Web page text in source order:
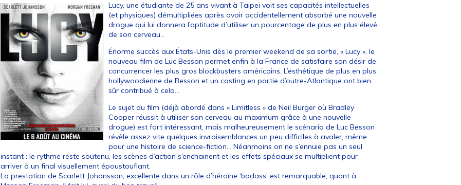
Lucy, une étudiante de 25 ans vivant à Taipei voit ses capacités intellectuelles
(et physiques) démultipliées après avoir accidentellement absorbé une nouvelle
drogue qui lui donnera l’aptitude d’utiliser un pourcentage de plus en plus élevé
de son cerveau…
Énorme succès aux États-Unis dès le premier weekend de sa sortie, « Lucy », le
nouveau film de Luc Besson permet enfin à la France de satisfaire son désir de
concurrencer les plus gros blockbusters américains. L’esthétique de plus en plus
hollywoodienne de Besson et un casting en partie d’outre-Atlantique ont bien
sûr contribué à cela…
Le sujet du film (déjà abordé dans « Limitless » de Neil Burger où Bradley
Cooper réussit à utiliser son cerveau au maximum grâce à une nouvelle
drogue) est fort intéressant, mais malheureusement le scénario de Luc Besson
révèle assez vite quelques invraisemblances un peu difficiles à avaler, même
pour une histoire de science-fiction… Néanmoins on ne s’ennuie pas un seul
instant : le rythme reste soutenu, les scènes d’action s’enchainent et les effets spéciaux se multiplient pour
arriver à un final visuellement époustouflant.
La prestation de Scarlett Johansson, excellente dans un rôle d’héroïne ‘badass’ est remarquable, quant à